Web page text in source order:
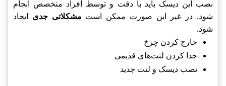
نصب این ديسک باید با دقت و توسط افراد متخصص انجام
شود. در غیر این صورت ممکن است مشکلاتی جدی ایجاد
شود.
خارج کردن چرخ
جدا کردن لنت‌های قدیمی
نصب ديسک و لنت جدید